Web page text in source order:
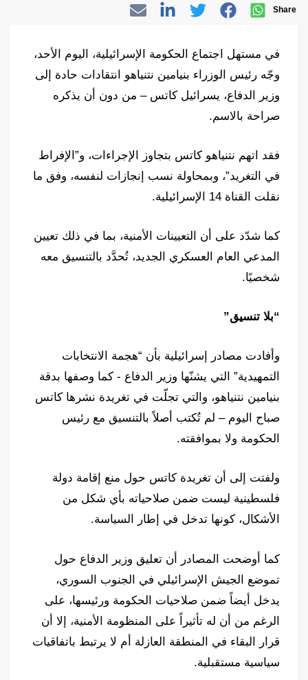
Share
في مستهل اجتماع الحكومة الإسرائيلية، اليوم الأحد،
وجّه رئيس الوزراء بنيامين نتنياهو انتقادات حادة إلى
وزير الدفاع، يسرائيل كاتس – من دون أن يذكره
صراحة بالاسم.
فقد اتهم نتنياهو كاتس بتجاوز الإجراءات، و”الإفراط
في التغريد”، وبمحاولة نسب إنجازات لنفسه، وفق ما
نقلت القناة 14 الإسرائيلية.
كما شدّد على أن التعيينات الأمنية، بما في ذلك تعيين
المدعي العام العسكري الجديد، تُحدَّد بالتنسيق معه
شخصيًا.
“بلا تنسيق”
وأفادت مصادر إسرائيلية بأن “هجمة الانتخابات
التمهيدية” التي يشنّها وزير الدفاع - كما وصفها بدقة
بنيامين نتنياهو، والتي تجلّت في تغريدة نشرها كاتس
صباح اليوم – لم تُكتب أصلاً بالتنسيق مع رئيس
الحكومة ولا بموافقته.
ولفتت إلى أن تغريدة كاتس حول منع إقامة دولة
فلسطينية ليست ضمن صلاحياته بأي شكل من
الأشكال، كونها تدخل في إطار السياسة.
كما أوضحت المصادر أن تعليق وزير الدفاع حول
تموضع الجيش الإسرائيلي في الجنوب السوري،
يدخل أيضاً ضمن صلاحيات الحكومة ورئيسها، على
الرغم من أن له تأثيراً على المنظومة الأمنية، إلا أن
قرار البقاء في المنطقة العازلة أم لا يرتبط باتفاقيات
سياسية مستقبلية.